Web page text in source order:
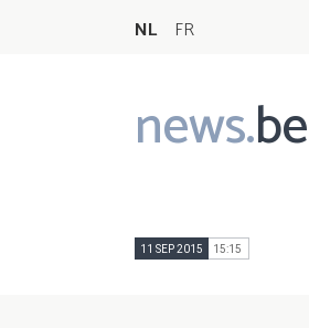
NL FR
news.
Main
navigation
11 SEP 2015 15:15